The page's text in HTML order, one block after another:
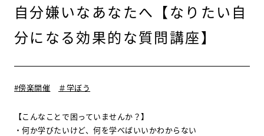
自分嫌いなあなたへ【なりたい自
分になる効果的な質問講座】
#傍楽開催 ＃学ぼう
【こんなことで困っていませんか？】
・何か学びたいけど、何を学べばいいかわからない